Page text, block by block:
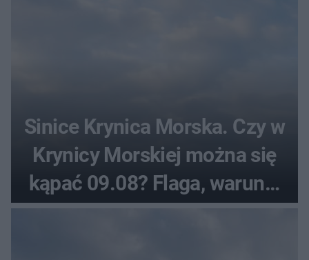
Sinice Krynica Morska. Czy w
Krynicy Morskiej można się
kąpać 09.08? Flaga, warunki
pogodowe